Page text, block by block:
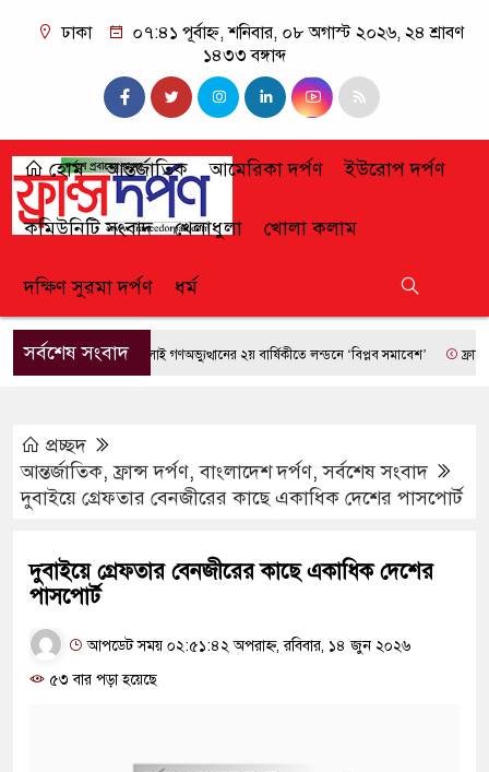
ঢাকা
০৭:৪১ পূর্বাহ্ন, শনিবার, ০৮ অগাস্ট ২০২৬, ২৪ শ্রাবণ
১৪৩৩ বঙ্গাব্দ
হোম আন্তর্জাতিক আমেরিকা দর্পণ ইউরোপ দর্পণ
কমিউনিটি সংবাদ খেলাধুলা খোলা কলাম
দক্ষিণ সুরমা দর্পণ ধর্ম
সর্বশেষ সংবাদজুলাই গণঅভ্যুত্থানের ২য় বার্ষিকীতে লন্ডনে ‘বিপ্লব সমাবেশ’ ফ্রান্সে
প্রচ্ছদ
আন্তর্জাতিক,ফ্রান্স দর্পণ,বাংলাদেশ দর্পণ,সর্বশেষ সংবাদ
দুবাইয়ে গ্রেফতার বেনজীরের কাছে একাধিক দেশের পাসপোর্ট
দুবাইয়ে গ্রেফতার বেনজীরের কাছে একাধিক দেশের
পাসপোর্ট
আপডেট সময় ০২:৫১:৪২ অপরাহ্ন, রবিবার, ১৪ জুন ২০২৬
৫৩ বার পড়া হয়েছে